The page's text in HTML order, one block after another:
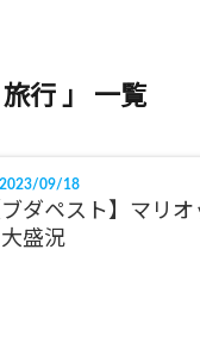
行 」 一覧
09/18
ダペスト】マリ
盛況